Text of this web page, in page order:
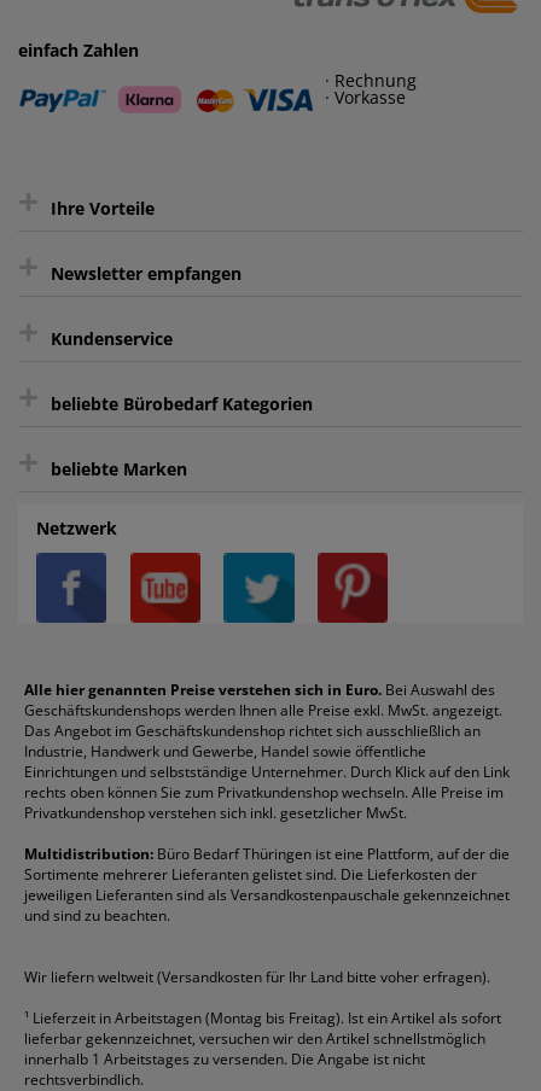
einfach Zahlen
· Rechnung
· Vorkasse
+ Ihre Vorteile
Kauf auf Rechnung³
sicher Shoppen durch SSL
intelligentes Kundenkonto
+ Newsletter empfangen
Sie können sich zu jeder Zeit abmelden.
+ Kundenservice
Kontakt
FAQ
AGB
Datenschutz
Privatsphäre-Einstellungen
Über uns
Reklamation / Retouren
Vertrag widerrufen (Privatkunden)
Rabatte & Aktionen
+ beliebte Bürobedarf Kategorien
Aktenvernichter
Batterien
Bleistifte
Blöcke
Boardmarker
Briefumschläge
Druckerpatronen
Etiketten
Fineliner
Folienschreiber
Formulare
Gelschreiber
Geschäftsbücher
Heftstreifen
Kaffee
Klebeband
Klemmmappen
Kopierpapier
Korrekturmittel
Kugelschreiber
Mappen
Ordner
Packband
Permanentmarker
Radiergummis
Schnellhefter
Sichthüllen
Taschenrechner
Textmarker
Tintenroller
Tintenpatronen
Toilettenpapier
Toner
Versandmaterial
Versandtaschen
+ beliebte Marken
Alco
Avery/Zweckform
Canon
Durable
DYMO
Edding
Esselte
Faber-Castell
Fellowes
Franken
Fripa
HP
Leitz
Läufer
Melitta
Pentel
Pelikan
Pilot
Pritt
Schneider
Stabilo
Staedtler
alle Marken anzeigen
Netzwerk
Alle hier genannten Preise verstehen sich in Euro. Bei Auswahl des
Geschäftskundenshops werden Ihnen alle Preise exkl. MwSt. angezeigt.
Das Angebot im Geschäftskundenshop richtet sich ausschließlich an
Industrie, Handwerk und Gewerbe, Handel sowie öffentliche
Einrichtungen und selbstständige Unternehmer. Durch Klick auf den Link
rechts oben können Sie zum Privatkundenshop wechseln. Alle Preise im
Privatkundenshop verstehen sich inkl. gesetzlicher MwSt.
Multidistribution: Büro Bedarf Thüringen ist eine Plattform, auf der die
Sortimente mehrerer Lieferanten gelistet sind. Die Lieferkosten der
jeweiligen Lieferanten sind als Versandkostenpauschale gekennzeichnet
und sind zu beachten.
Wir liefern weltweit (Versandkosten für Ihr Land bitte voher erfragen).
¹ Lieferzeit in Arbeitstagen (Montag bis Freitag). Ist ein Artikel als sofort
lieferbar gekennzeichnet, versuchen wir den Artikel schnellstmöglich
innerhalb 1 Arbeitstages zu versenden. Die Angabe ist nicht
rechtsverbindlich.